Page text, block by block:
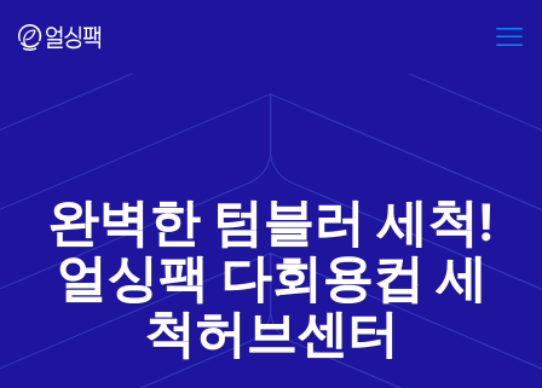
완벽한 텀블러 세척!
얼싱팩 다회용컵 세
척허브센터